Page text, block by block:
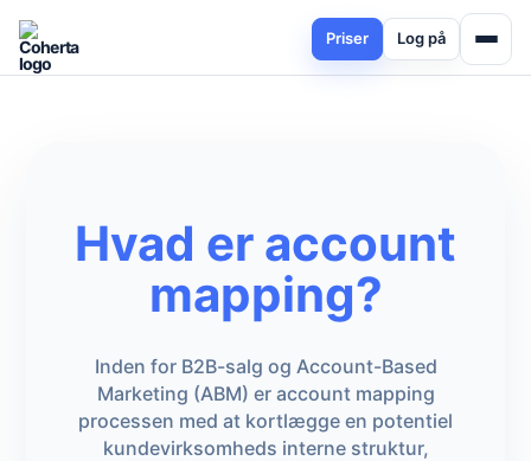
Priser Log på
Hvad er account
mapping?
Inden for B2B-salg og Account-Based
Marketing (ABM) er account mapping
processen med at kortlægge en potentiel
kundevirksomheds interne struktur,